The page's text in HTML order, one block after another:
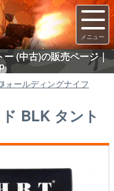
(中古)の販売ページ｜
ォールディングナイフ
BLK タント